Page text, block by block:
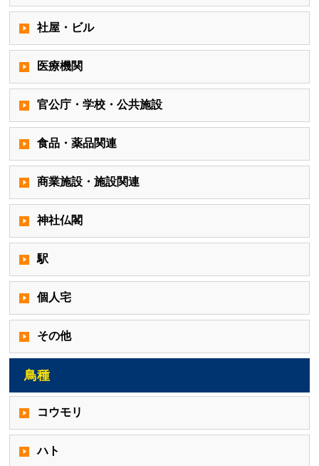
社屋・ビル
医療機関
官公庁・学校・公共施設
食品・薬品関連
商業施設・施設関連
神社仏閣
駅
個人宅
その他
鳥種
コウモリ
ハト